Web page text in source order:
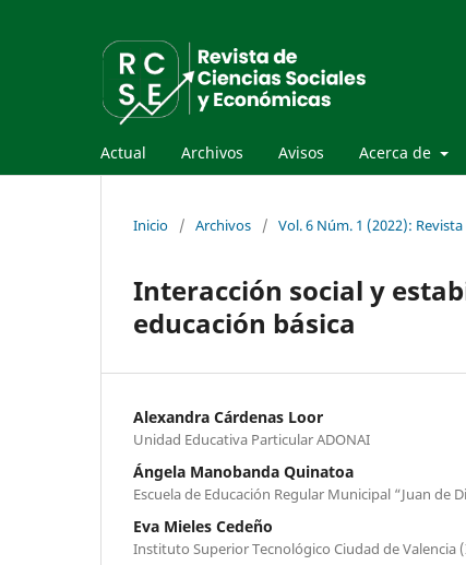
Actual Archivos Avisos Acerca de
Inicio / Archivos / Vol. 6 Núm. 1 (2022):
Interacción social y
educación básica
Alexandra Cárdenas Loor
Unidad Educativa Particular ADONAI
Ángela Manobanda Quinatoa
Escuela de Educación Regular Municipal “Juan de
Eva Mieles Cedeño
Instituto Superior Tecnológico Ciudad de Valencia